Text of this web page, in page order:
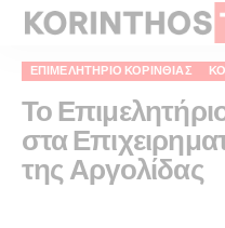
ΕΠΙΜΕΛΗΤΉΡΙΟ ΚΟΡΙΝΘΊΑΣ
Το
στα
της Αργολίδας